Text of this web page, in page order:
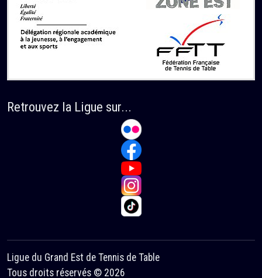
Retrouvez la Ligue sur...
Ligue du Grand Est de Tennis de Table
Tous droits réservés © 2026